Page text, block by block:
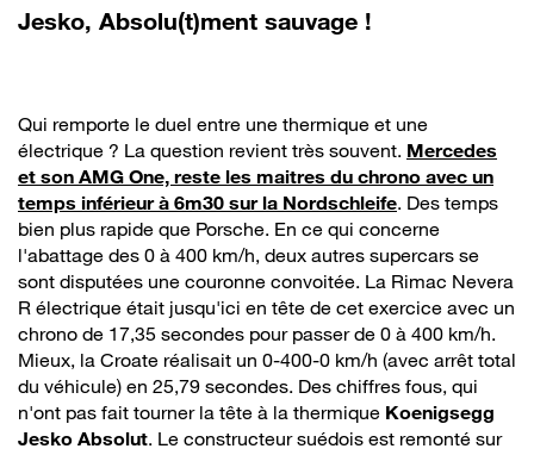
Jesko, Absolu(t)ment sauvage !
Qui remporte le duel entre une thermique et une
électrique ? La question revient très souvent. Mercedes
et son AMG One, reste les maitres du chrono avec un
temps inférieur à 6m30 sur la Nordschleife. Des temps
bien plus rapide que Porsche. En ce qui concerne
l'abattage des 0 à 400 km/h, deux autres supercars se
sont disputées une couronne convoitée. La Rimac Nevera
R électrique était jusqu'ici en tête de cet exercice avec un
chrono de 17,35 secondes pour passer de 0 à 400 km/h.
Mieux, la Croate réalisait un 0-400-0 km/h (avec arrêt total
du véhicule) en 25,79 secondes. Des chiffres fous, qui
n'ont pas fait tourner la tête à la thermique Koenigsegg
Jesko Absolut. Le constructeur suédois est remonté sur